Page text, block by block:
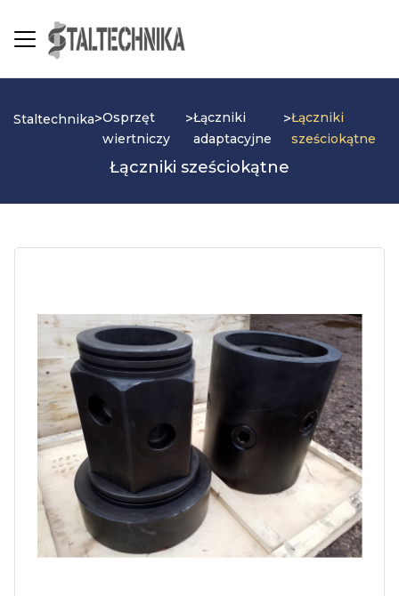
Staltechnika>Osprzęt
wiertniczy
>Łączniki
adaptacyjne
>Łączniki
sześciokątne
Łączniki sześciokątne